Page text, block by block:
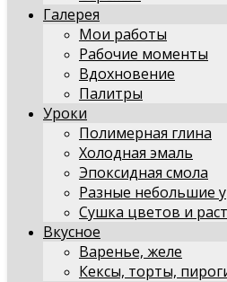
Галерея
Мои работы
Рабочие моменты
Вдохновение
Палитры
Уроки
Полимерная глина
Холодная эмаль
Эпоксидная смола
Разные небольшие
Сушка цветов и
Вкусное
Варенье, желе
Кексы, торты,